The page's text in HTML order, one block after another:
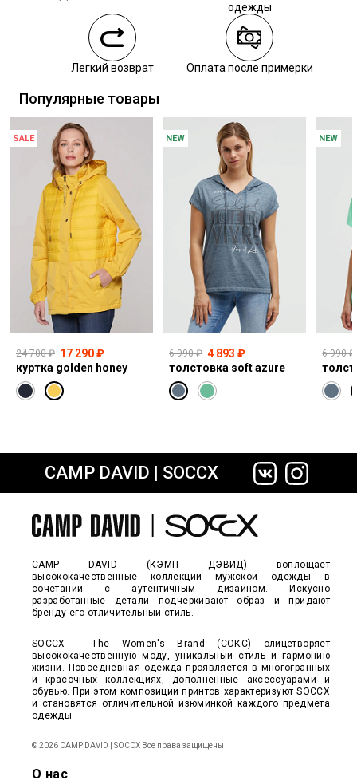
Самовывоз из наших магазинов
Курьерская доставка СДЭК
Самовывоз из пункта выдачи СДЭК
сайте СДЭК
одежды
Легкий возврат Оплата после примерки
Популярные товары
SALE
24 700 ₽ 17 290 ₽
куртка golden honey
NEW
6 990 ₽ 4 893 ₽
толстовка soft azure
NEW
6 990 ₽
CAMP DAVID | SOCCX
CAMP DAVID (КЭМП ДЭВИД) воплощает
высококачественные коллекции мужской одежды в
сочетании с аутентичным дизайном. Искусно
разработанные детали подчеркивают образ и придают
бренду его отличительный стиль.
SOCCX - The Women's Brand (СОКС) олицетворяет
высококачественную моду, уникальный стиль и гармонию
жизни. Повседневная одежда проявляется в многогранных
и красочных коллекциях, дополненные аксессуарами и
обувью. При этом композиции принтов характеризуют SOCCX
и становятся отличительной изюминкой каждого предмета
одежды.
© 2026 CAMP DAVID | SOCCX Все права защищены
О нас